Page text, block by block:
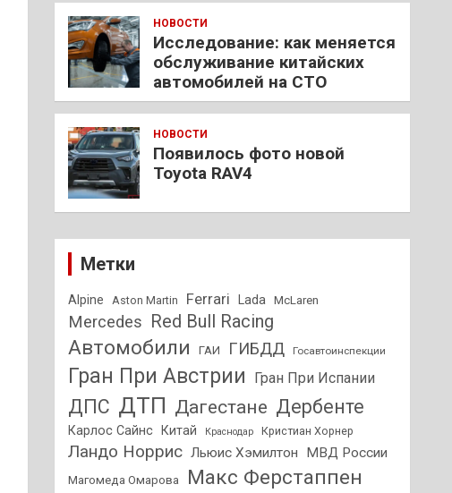
НОВОСТИ
Исследование: как меняется
обслуживание китайских
автомобилей на СТО
НОВОСТИ
Появилось фото новой
Toyota RAV4
Метки
Alpine Aston Martin Ferrari Lada McLaren
Mercedes Red Bull Racing
Автомобили ГАИ ГИБДД Госавтоинспекции
Гран При Австрии Гран При Испании
ДПС ДТП Дагестане Дербенте
Карлос Сайнс Китай Краснодар Кристиан Хорнер
Ландо Норрис Льюис Хэмилтон МВД России
Магомеда Омарова Макс Ферстаппен